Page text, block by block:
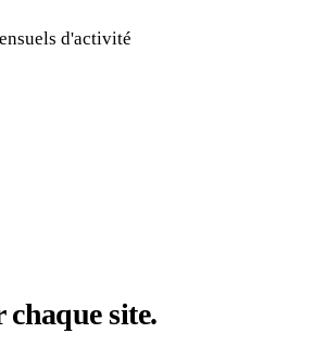
d'activité
chaque site.